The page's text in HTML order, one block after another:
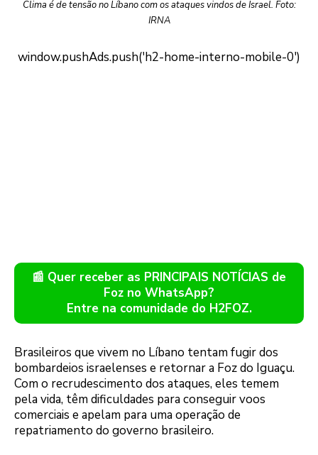
Clima é de tensão no Líbano com os ataques vindos de Israel. Foto:
IRNA
📰 Quer receber as PRINCIPAIS NOTÍCIAS de
Foz no WhatsApp?
Entre na comunidade do H2FOZ.
Brasileiros que vivem no Líbano tentam fugir dos
bombardeios israelenses e retornar a Foz do Iguaçu.
Com o recrudescimento dos ataques, eles temem
pela vida, têm dificuldades para conseguir voos
comerciais e apelam para uma operação de
repatriamento do governo brasileiro.